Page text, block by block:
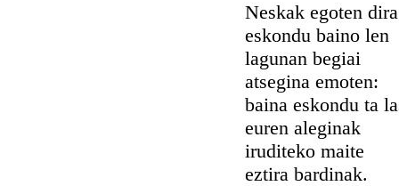
Neskak egoten dira
eskondu baino len
lagunan begiai
atsegina emoten:
baina eskondu ta
euren aleginak
iruditeko maite
eztira bardinak.